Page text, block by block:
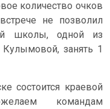
количество очков
не позволил
школы, одной из
занять 1
состоится краевой
командам